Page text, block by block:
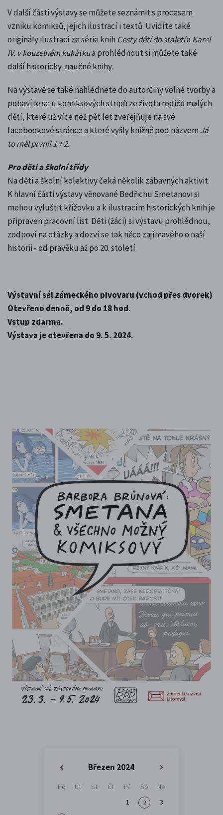
V další části výstavy se můžete seznámit s procesem
vzniku komiksů, jejich ilustrací i textů. Uvidíte také
originály ilustrací ze série knih Cesty dětí do staletía Karel
IV. v kouzelném kukátkua prohlédnout si můžete také
další historicky-naučné knihy.
Na výstavě se také nahlédnete do autorčiny volné tvorby a
pobavíte se u komiksových stripů ze života rodičů malých
dětí, které už více než pět let zveřejňuje na své
facebookové stránce a které vyšly knižně pod názvem Já
to měl první! 1 + 2.
Pro děti a školní třídy
Na děti a školní kolektivy čeká několik zábavných aktivit.
K hlavní části výstavy věnované Bedřichu Smetanovi si
mohou vyluštit křížovku a k ilustracím historických knih je
připraven pracovní list. Děti (žáci) si výstavu prohlédnou,
zodpoví na otázky a dozví se tak něco zajímavého o naší
historii - od pravěku až po 20. století.
Výstavní sál zámeckého pivovaru (vchod přes dvorek)
Otevřeno denně, od 9 do 18 hod.
Vstup zdarma.
Výstava je otevřena do 9. 5. 2024.
Březen 2024
Po Út St Čt Pá So
Ne
1
2
3